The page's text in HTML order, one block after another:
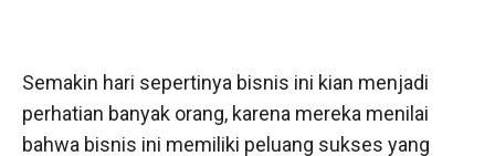
Semakin hari sepertinya bisnis ini kian menjadi
perhatian banyak orang, karena mereka menilai
bahwa bisnis ini memiliki peluang sukses yang